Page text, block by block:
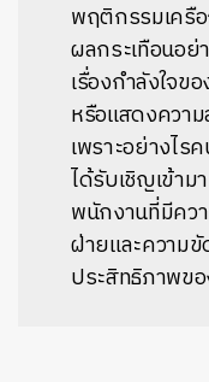
พฤติกรรมเครื
ผลกระเทือนอย่
เรื่องกำลังใจ
หรือแสดงความ
เพราะอย่างไ
ได้รับเชิญเข้าม
พนักงานที่มีคว
ฝ่ายและความ
ประสิทธิภาพข